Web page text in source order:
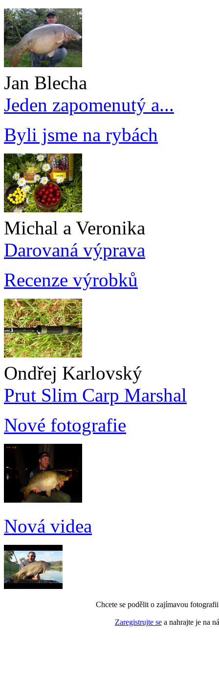
Jan Blecha
Jeden zapomenutý a...
Byli jsme na rybách
Michal a Veronika
Darovaná výprava
Recenze výrobků
Ondřej Karlovský
Prut Slim Carp Marshal
Nové fotografie
Nová videa
Chcete se podělit o zajímavou
Zaregistrujte sea nahrajte je na